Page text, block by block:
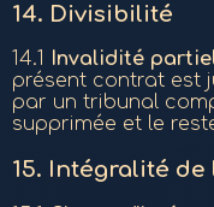
14. Divisibilité
14.1 Invalidité
présent contrat est
par un tribunal
supprimée et le
15. Intégralité de